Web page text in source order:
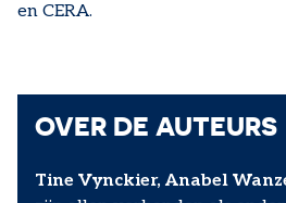
en CERA.
OVER DE AUTEURS
Tine Vynckier, Anabel